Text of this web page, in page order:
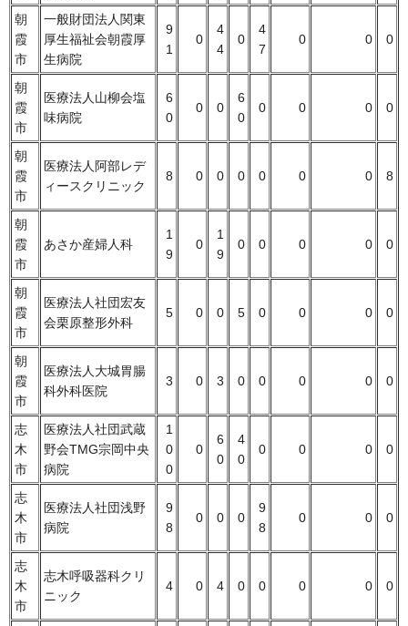
朝
霞
市
一般財団法人関東
厚生福祉会朝霞厚
生病院
9
1
0
4
4
0
4
7
0 0 0
朝
霞
市
医療法人山柳会塩
味病院
6
0
0 0
6
0
0 0 0 0
朝
霞
市
医療法人阿部レデ
ィースクリニック
8 0 0 0 0 0 0 8
朝
霞
市
あさか産婦人科
1
9
0
1
9
0 0 0 0 0
朝
霞
市
医療法人社団宏友
会栗原整形外科
5 0 0 5 0 0 0 0
朝
霞
市
医療法人大城胃腸
科外科医院
3 0 3 0 0 0 0 0
志
木
市
医療法人社団武蔵
野会TMG宗岡中央
病院
1
0
0
0
6
0
4
0
0 0 0 0
志
木
市
医療法人社団浅野
病院
9
8
0 0 0
9
8
0 0 0
志
木
市
志木呼吸器科クリ
ニック
4 0 4 0 0 0 0 0